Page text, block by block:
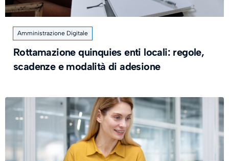
Amministrazione Digitale
Rottamazione quinquies enti locali: regole,
scadenze e modalità di adesione